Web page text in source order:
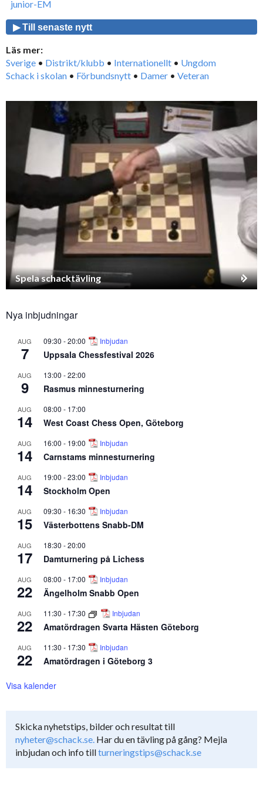
junior-EM
▶ Till senaste nytt
Läs mer:
Sverige • Distrikt/klubb • Internationellt • Ungdom
Schack i skolan • Förbundsnytt • Damer • Veteran
Spela schacktävling
Nya inbjudningar
AUG
7
09:30 -20:00 Inbjudan
Uppsala Chessfestival 2026
AUG
9
13:00 -22:00
Rasmus minnesturnering
AUG
14
08:00 - 17:00
West Coast Chess Open, Göteborg
AUG
14
16:00 - 19:00 Inbjudan
Carnstams minnesturnering
AUG
14
19:00 -23:00 Inbjudan
Stockholm Open
AUG
15
09:30 - 16:30 Inbjudan
Västerbottens Snabb-DM
AUG
17
18:30 -20:00
Damturnering på Lichess
AUG
22
08:00 - 17:00 Inbjudan
Ängelholm Snabb Open
AUG
22
11:30 - 17:30 Inbjudan
Amatördragen Svarta Hästen Göteborg
AUG
22
11:30 - 17:30 Inbjudan
Amatördragen i Göteborg 3
Visa kalender
Skicka nyhetstips, bilder och resultat till
nyheter@schack.se. Har du en tävling på gång? Mejla
inbjudan och info tillturneringstips@schack.se